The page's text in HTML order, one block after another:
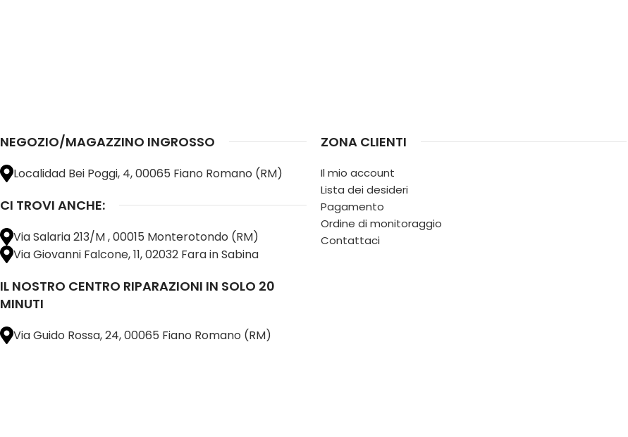
NEGOZIO/MAGAZZINO INGROSSO
Localidad Bei Poggi, 4, 00065 Fiano Romano (RM)
CI TROVI ANCHE:
Via Salaria 213/M , 00015 Monterotondo (RM)
Via Giovanni Falcone, 11, 02032 Fara in Sabina
IL NOSTRO CENTRO RIPARAZIONI IN SOLO 20
MINUTI
Via Guido Rossa, 24, 00065 Fiano Romano (RM)
ZONA CLIENTI
Il mio account
Lista dei desideri
Pagamento
Ordine di monitoraggio
Contattaci